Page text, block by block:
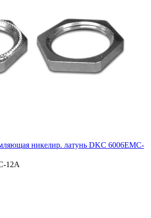
никелир. латунь DKC 6006EMC-
12A